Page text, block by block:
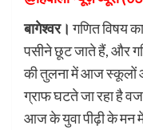
बागेश्वर।गणित विषय
पसीने छूट जाते हैं, और
की तुलना में आज स्कूलों
ग्राफ घटते जा रहा है
आज के युवा पीढ़ी के मन में